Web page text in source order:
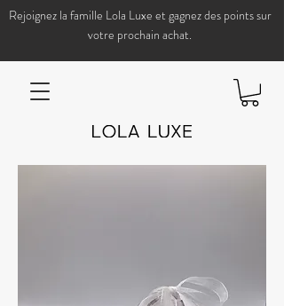
Rejoignez la famille Lola Luxe et gagnez des points sur
votre prochain achat.